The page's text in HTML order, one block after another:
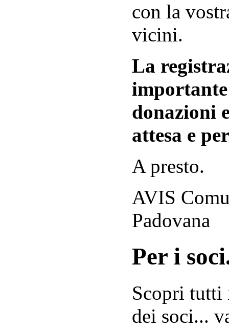
con la
vicini.
La
donazioni
attesa e
A presto.
AVIS
Padovana
Per i
Scopri tutti
dei soci...